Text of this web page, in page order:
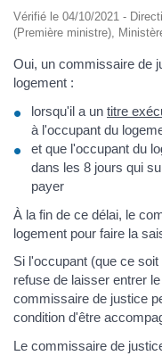
Vérifié le 04/10/2021 -
(Première ministre),
Oui, un commissaire de
logement :
lorsqu'il a un titre
à l'occupant du
et que l'occupant du
dans les 8 jours qui
payer
À la fin de ce délai, le
logement pour faire la
Si l'occupant (que ce soit
refuse de laisser entrer
commissaire de justice
condition d'être
Le commissaire de